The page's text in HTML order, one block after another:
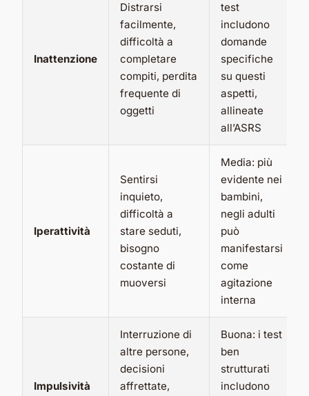
Inattenzione
Distrarsi
facilmente,
difficoltà a
completare
compiti, perdita
frequente di
oggetti
test
includono
domande
specifiche
su questi
aspetti,
allineate
all’ASRS
Iperattività
Sentirsi
inquieto,
difficoltà a
stare seduti,
bisogno
costante di
muoversi
Media: più
evidente nei
bambini,
negli adulti
può
manifestarsi
come
agitazione
interna
Impulsività
Interruzione di
altre persone,
decisioni
affrettate,
Buona: i test
ben
strutturati
includono